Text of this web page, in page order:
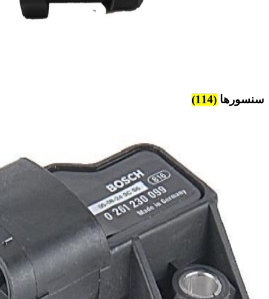
سنسورها (114)